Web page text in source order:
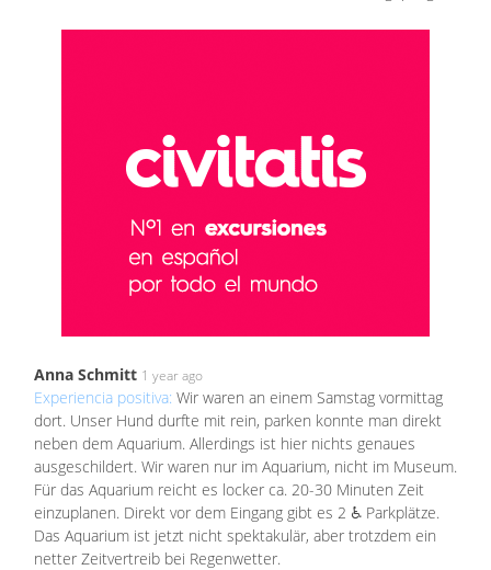
Anna Schmitt 1 year ago
Experiencia positiva: Wir waren an einem Samstag vormittag
dort. Unser Hund durfte mit rein, parken konnte man direkt
neben dem Aquarium. Allerdings ist hier nichts genaues
ausgeschildert. Wir waren nur im Aquarium, nicht im Museum.
Für das Aquarium reicht es locker ca. 20-30 Minuten Zeit
einzuplanen. Direkt vor dem Eingang gibt es 2 ♿️ Parkplätze.
Das Aquarium ist jetzt nicht spektakulär, aber trotzdem ein
netter Zeitvertreib bei Regenwetter.